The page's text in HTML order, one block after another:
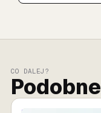
CO DALEJ?